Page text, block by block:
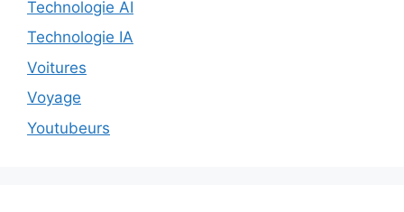
Technologie AI
Technologie IA
Voitures
Voyage
Youtubeurs